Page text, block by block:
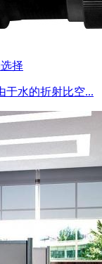
择
水的折射比空...